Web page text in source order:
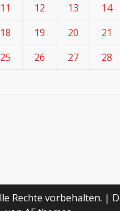
11 12 13 14
18 19 20 21
25 26 27 28
Rechte vorbehalten. |